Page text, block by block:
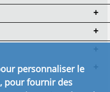
personnaliser le
pour fournir des